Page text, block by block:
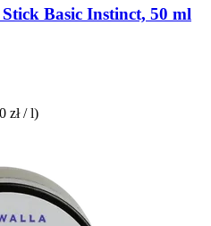
Stick Basic Instinct, 50 ml
zł / l)